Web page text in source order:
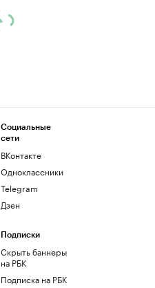
Социальные
сети
ВКонтакте
Одноклассники
Telegram
Дзен
Подписки
Скрыть баннеры
на РБК
Подписка на РБК